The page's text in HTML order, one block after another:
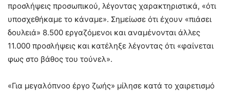
προσλήψεις προσωπικού, λέγοντας χαρακτηριστικά, «ότι
υποσχεθήκαμε το κάναμε». Σημείωσε ότι έχουν «πιάσει
δουλειά» 8.500 εργαζόμενοι και αναμένονται άλλες
11.000 προσλήψεις και κατέληξε λέγοντας ότι «φαίνεται
φως στο βάθος του τούνελ».
«Για μεγαλόπνοο έργο ζωής» μίλησε κατά το χαιρετισμό